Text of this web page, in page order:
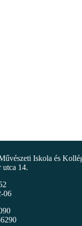
Iskola és
utca 14.
06